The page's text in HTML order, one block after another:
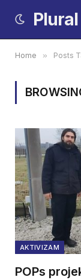
Plural
Home » Posts
AKTIVIZAM
POPs